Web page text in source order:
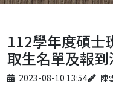
112學年度碩士
取生名單及報
Published on
2023-08-10 13:54
Author 陳